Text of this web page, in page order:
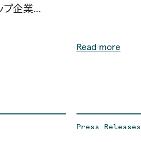
プ企業と
Read more
Press Releases